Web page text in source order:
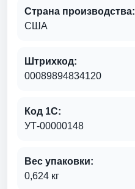
Страна производства:
США
Штрихкод:
00089894834120
Код 1С:
УТ-00000148
Вес упаковки:
0,624 кг